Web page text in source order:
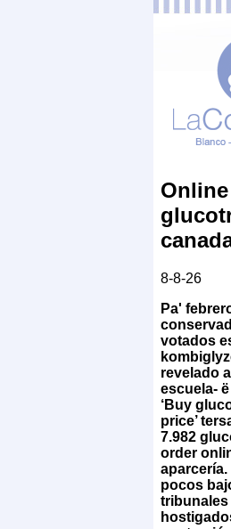
8-8-26
Pa'
votados
revelado
escuela-
‘Buy
price’
7.982
order
pocos